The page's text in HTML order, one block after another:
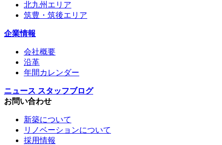
北九州エリア
筑豊・筑後エリア
企業情報
会社概要
沿革
年間カレンダー
ニュース スタッフブログ
お問い合わせ
新築について
リノベーションについて
採用情報